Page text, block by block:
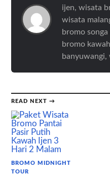
ijen, wisata
wisata
bromo
bromo
banyuwangi,
READ NEXT →
BROMO MIDNIGHT
TOUR